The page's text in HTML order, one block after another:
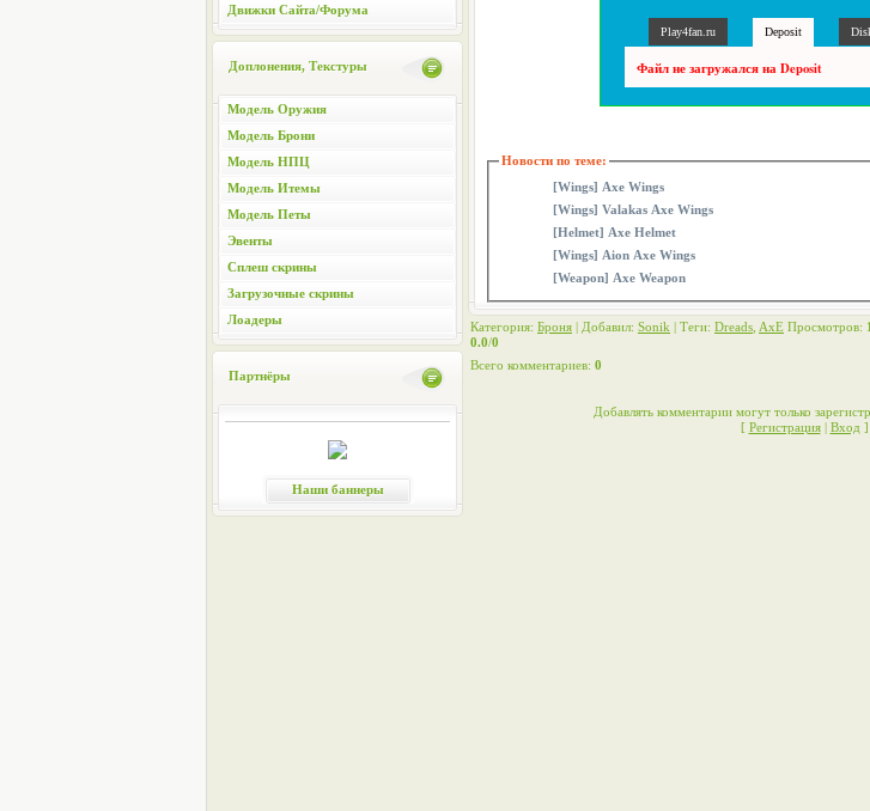
Движки Сайта/Форума
Доплонения, Текстуры
Модель Оружия
Модель Брони
Модель НПЦ
Модель Итемы
Модель Петы
Эвенты
Сплеш скрины
Загрузочные скрины
Лоадеры
Партнёры
Наши баннеры
Play4fan.ru Deposit
Файл не загружался на Deposit
Новости по теме:
[Wings] Axe Wings
[Wings] Valakas Axe Wings
[Helmet] Axe Helmet
[Wings] Aion Axe Wings
[Weapon] Axe Weapon
Категория: Броня | Добавил: Sonik | Теги: Dreads AxE Просмотров:
0.0/0
Всего комментариев: 0
Добавлять комментарии могут только
[ Регистрация| Вход ]